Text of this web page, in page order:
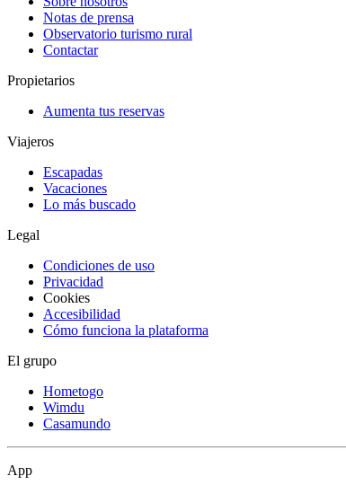
Notas de prensa
Observatorio turismo rural
Contactar
Propietarios
Aumenta tus reservas
Viajeros
Escapadas
Vacaciones
Lo más buscado
Legal
Condiciones de uso
Privacidad
Cookies
Accesibilidad
Cómo funciona la plataforma
El grupo
Hometogo
Wimdu
Casamundo
App